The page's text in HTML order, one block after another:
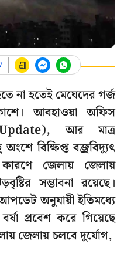
না হতেই মেঘেদের গর্জ
আবহাওয়া অফিস
আর মাত্র
বিক্ষিপ্ত বজ্রবিদ্যুৎ
কারণে জেলায় জেলায়
সম্ভাবনা রয়েছে।
অনুযায়ী ইতিমধ্যে
প্রবেশ করে গিয়েছে
জেলায় চলবে দুর্যোগ,